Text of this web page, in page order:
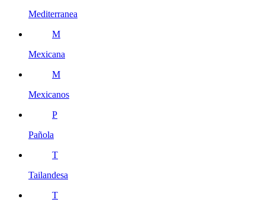
Mediterranea
M
Mexicana
M
Mexicanos
P
Pañola
T
Tailandesa
T